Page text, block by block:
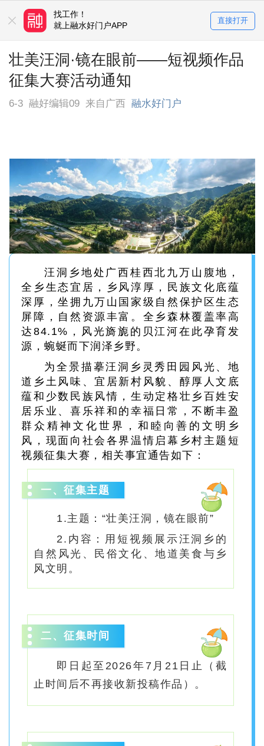
台
找工作！
就上融水好门户APP
买房卖房！
就上融水好门户APP
直接打开
壮美汪洞·镜在眼前——短视频作品
征集大赛活动通知
6-3 融好编辑09 来自广西 融水好门户
汪洞乡地处广西桂西北九万山腹地，
全乡生态宜居，乡风淳厚，民族文化底蕴
深厚，坐拥九万山国家级自然保护区生态
屏障，自然资源丰富。全乡森林覆盖率高
达84.1%，风光旖旎的贝江河在此孕育发
源，蜿蜒而下润泽乡野。
为全景描摹汪洞乡灵秀田园风光、地
道乡土风味、宜居新村风貌、醇厚人文底
蕴和少数民族风情，生动定格壮乡百姓安
居乐业、喜乐祥和的幸福日常，不断丰盈
群众精神文化世界，和睦向善的文明乡
风，现面向社会各界温情启幕乡村主题短
视频征集大赛，相关事宜通告如下：
一、征集主题
1.主题：“壮美汪洞，镜在眼前”
2.内容：用短视频展示汪洞乡的
自然风光、民俗文化、地道美食与乡
风文明。
二、征集时间
即日起至2026年7月21日止（截
止时间后不再接收新投稿作品）。